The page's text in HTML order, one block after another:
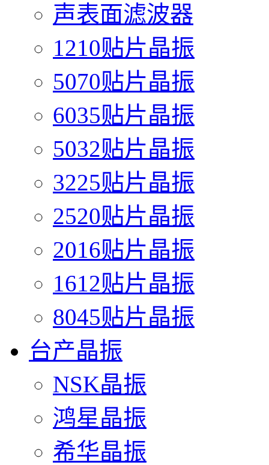
声表面滤波器
1210贴片晶振
5070贴片晶振
6035贴片晶振
5032贴片晶振
3225贴片晶振
2520贴片晶振
2016贴片晶振
1612贴片晶振
8045贴片晶振
台产晶振
NSK晶振
鸿星晶振
希华晶振